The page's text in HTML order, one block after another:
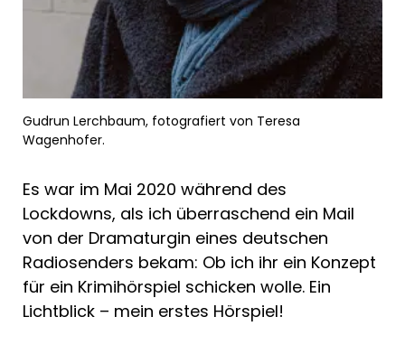
Gudrun Lerchbaum, fotografiert von Teresa
Wagenhofer.
Es war im Mai 2020 während des
Lockdowns, als ich überraschend ein Mail
von der Dramaturgin eines deutschen
Radiosenders bekam: Ob ich ihr ein Konzept
für ein Krimihörspiel schicken wolle. Ein
Lichtblick – mein erstes Hörspiel!